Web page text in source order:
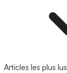
Articles les plus lus